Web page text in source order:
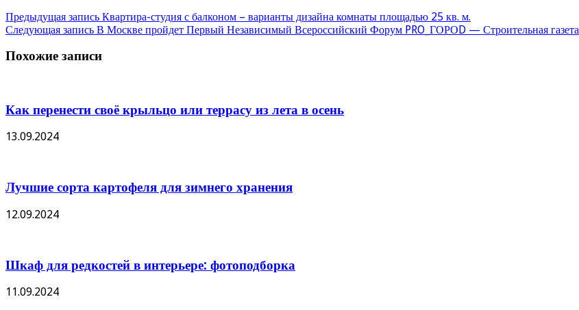
Предыдущая запись Квартира-студия с балконом – варианты дизайна комнаты площадью 25 кв. м.
Следующая запись В Москве пройдет Первый Независимый Всероссийский Форум PRO_ГОРОD — Строительная газета
Похожие записи
Как перенести своё крыльцо или террасу из лета в осень
13.09.2024
Лучшие сорта картофеля для зимнего хранения
12.09.2024
Шкаф для редкостей в интерьере: фотоподборка
11.09.2024